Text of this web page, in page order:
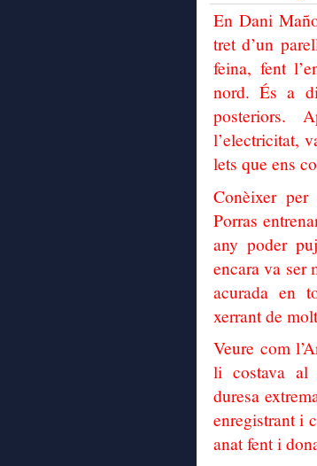
En Dani
tret d’un
feina, fent
nord. És a
posteriors.
l’electricitat,
lets que ens
Conèixer
Porras
any poder
encara va ser
acurada en
xerrant de
Veure com
li costava al
duresa
enregistrant i
anat fent i